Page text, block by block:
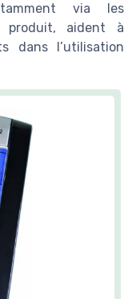
via les
produit, aident à
dans l’utilisation